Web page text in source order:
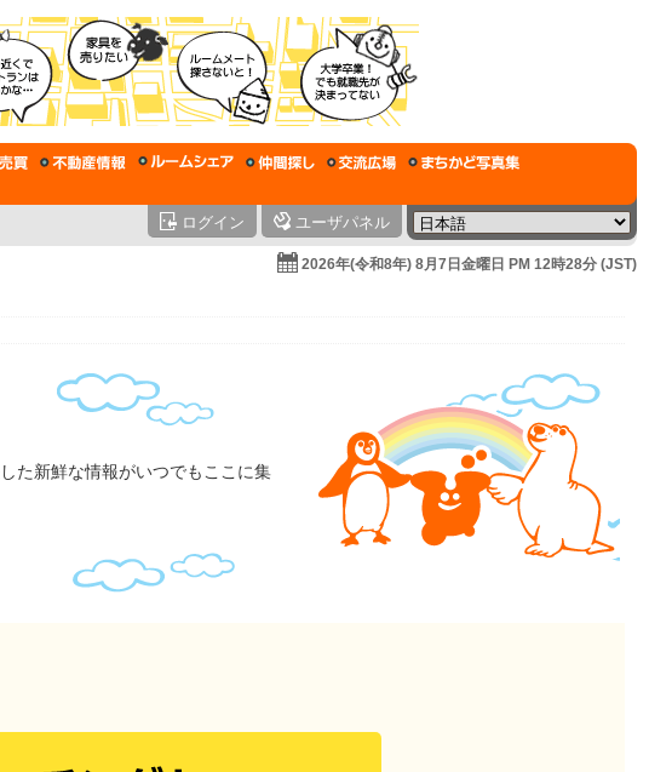
ログイン ユーザパネル
2026年(令和8年) 8月7日金曜日 PM 12時28分 (JST)
た新鮮な情報がいつでもここに集